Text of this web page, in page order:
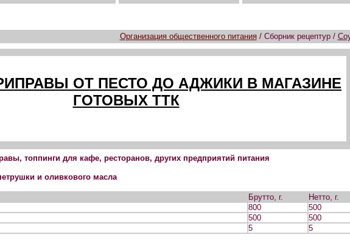
Организация общественного питания/ Сборник рецептур /
ОТ ПЕСТО ДО АДЖИКИ В МАГАЗИНЕ
ГОТОВЫХ ТТК
топпинги для кафе, ресторанов, других предприятий питания
и оливкового масла
Брутто, г.
Нетто, г.
800
500
500
500
5 5